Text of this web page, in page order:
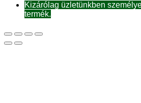
Kizárólag üzletünkben
termék.